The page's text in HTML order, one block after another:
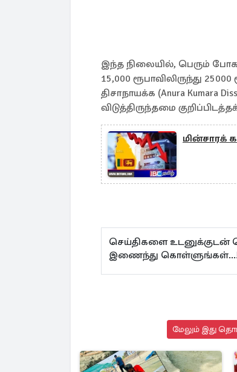
இந்த நிலையில், பெரும்
15,000 ரூபாவிலிருந்து
திசாநாயக்க (Anura Kumara
விடுத்திருந்தமை
மின்சாரக்
செய்திகளை உடனுக்குடன்
இணைந்து
மேலும் இது